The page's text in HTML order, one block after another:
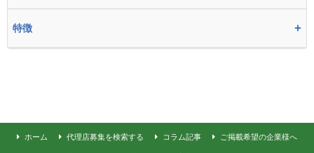
特徴 +
ホーム 代理店募集を検索する コラム記事 ご掲載希望の企業様へ